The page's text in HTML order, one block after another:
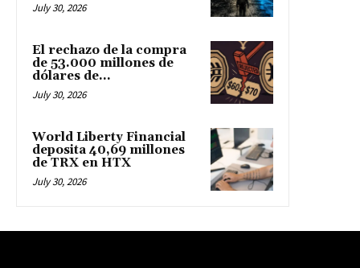
July 30, 2026
El rechazo de la compra
de 53.000 millones de
dólares de...
July 30, 2026
World Liberty Financial
deposita 40,69 millones
de TRX en HTX
July 30, 2026